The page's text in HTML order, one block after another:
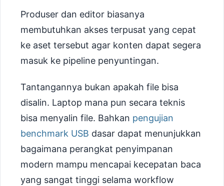
Produser dan editor biasanya
membutuhkan akses terpusat yang cepat
ke aset tersebut agar konten dapat segera
masuk ke pipeline penyuntingan.
Tantangannya bukan apakah file bisa
disalin. Laptop mana pun secara teknis
bisa menyalin file. Bahkan pengujian
benchmark USB dasar dapat menunjukkan
bagaimana perangkat penyimpanan
modern mampu mencapai kecepatan baca
yang sangat tinggi selama workflow